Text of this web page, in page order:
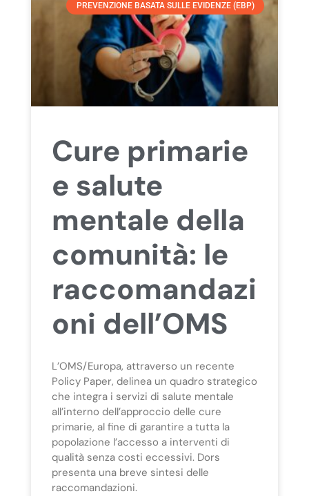
PREVENZIONE BASATA SULLE EVIDENZE (EBP)
Cure primarie
e salute
mentale della
comunità: le
raccomandazi
oni dell’OMS
L’OMS/Europa, attraverso un recente
Policy Paper, delinea un quadro strategico
che integra i servizi di salute mentale
all’interno dell’approccio delle cure
primarie, al fine di garantire a tutta la
popolazione l’accesso a interventi di
qualità senza costi eccessivi. Dors
presenta una breve sintesi delle
raccomandazioni.